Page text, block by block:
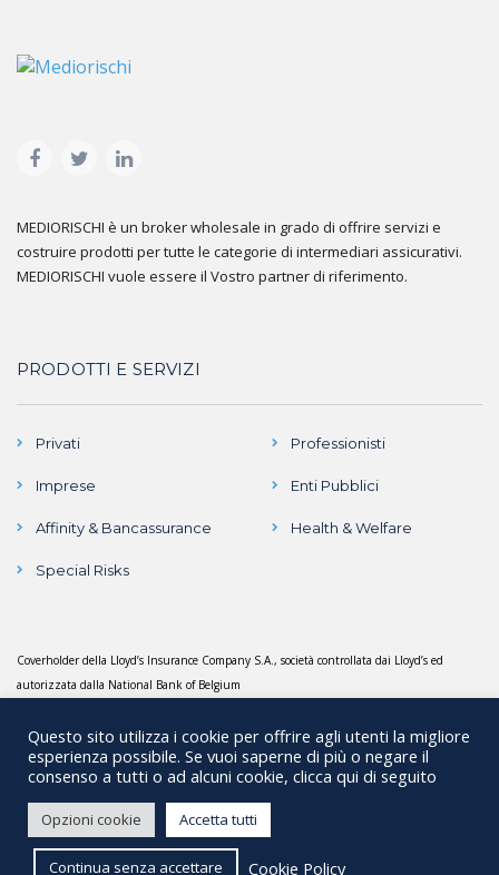
MEDIORISCHI è un broker wholesale in grado di offrire servizi e
costruire prodotti per tutte le categorie di intermediari assicurativi.
MEDIORISCHI vuole essere il Vostro partner di riferimento.
PRODOTTI E SERVIZI
Privati Professionisti
Imprese Enti Pubblici
Affinity & Bancassurance Health & Welfare
Special Risks
Coverholder della Lloyd’s Insurance Company S.A., società controllata dai Lloyd’s ed
autorizzata dalla National Bank of Belgium
Copyright © 2018 Mediorischi Srl. All rights reserved | C.F.
07784390010 - P.IVA 13208960156 - REA 07784390010 | Iscrizione al
registro Unico degli Intermediari n° B000128535. Capitale Sociale €
120.360,00 interamente versato |Privacy Policy
Questo sito utilizza i cookie per offrire agli utenti la migliore
esperienza possibile. Se vuoi saperne di più o negare il
consenso a tutti o ad alcuni cookie, clicca qui di seguito
Opzioni cookie Accetta tutti
Continua senza accettare Cookie Policy